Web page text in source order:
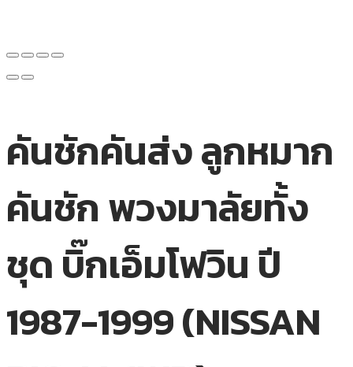
คันชักคันส่ง ลูกหมาก
คันชัก พวงมาลัยทั้ง
ชุด บิ๊กเอ็มโฟวิน ปี
1987-1999 (NISSAN